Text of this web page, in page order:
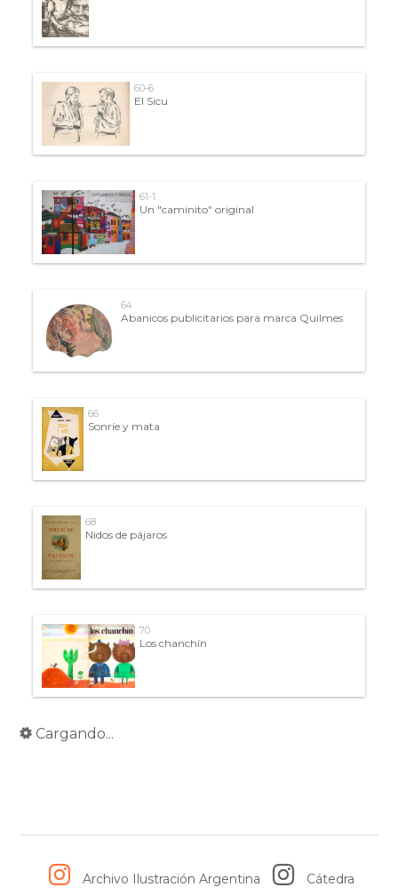
60-6
El Sicu
61-1
Un "caminito" original
64
Abanicos publicitarios para marca Quilmes
66
Sonríe y mata
68
Nidos de pájaros
70
Los chanchín
73